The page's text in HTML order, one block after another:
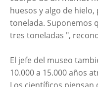
huesos y algo de
tonelada. Suponemos
tres toneladas ",
El jefe del museo
10.000 a 15.000 años